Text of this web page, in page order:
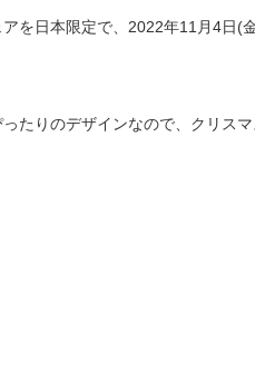
アを日本限定で、2022年11月4日
たりのデザインなので、クリス